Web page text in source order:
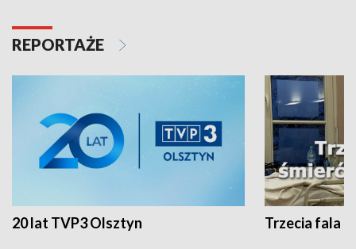
REPORTAŻE
20 lat TVP3 Olsztyn Trzecia fala -